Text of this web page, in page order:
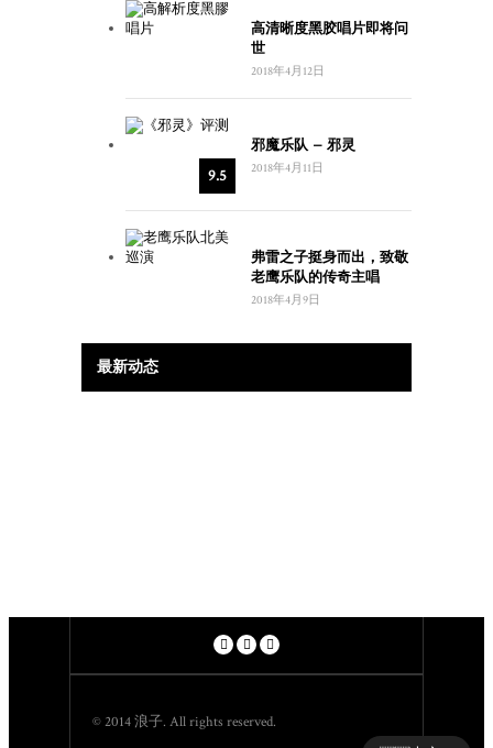
高清晰度黑胶唱片即将问
世
2018年4月12日
9.5
邪魔乐队 – 邪灵
2018年4月11日
弗雷之子挺身而出，致敬
老鹰乐队的传奇主唱
2018年4月9日
最新动态
© 2014 浪子. All rights reserved.